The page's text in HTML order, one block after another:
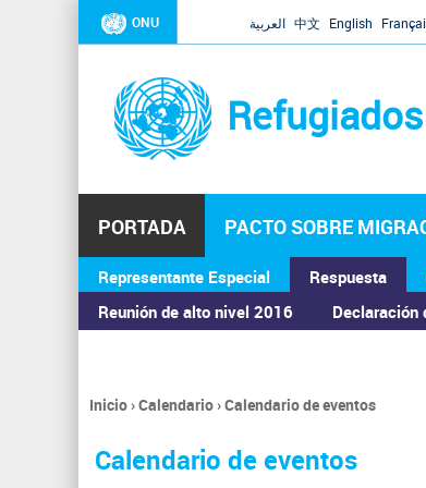
ONU العربية 中文 English
PORTADA PACTO SOBRE
Representante Especial
Respuesta
Reunión de alto nivel 2016
Declaración
ASAMBLEA GENERAL
Se
encuentra
usted
Inicio›Calendario›Calendario de eventos
Calendario de eventos